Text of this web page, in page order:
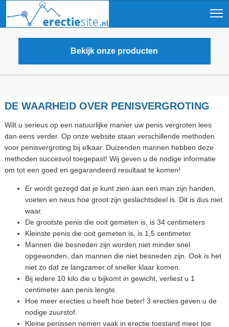
Bekijk onze producten
DE WAARHEID OVER PENISVERGROTING
Wilt u serieus op een natuurlijke manier uw penis vergroten lees
dan eens verder. Op onze website staan verschillende methoden
voor penisvergroting bij elkaar. Duizenden mannen hebben deze
methoden succesvol toegepast! Wij geven u de nodige informatie
om tot een goed en gegarandeerd resultaat te komen!
Er wordt gezegd dat je kunt zien aan een man zijn handen,
voeten en neus hoe groot zijn geslachtsdeel is. Dit is dus niet
waar.
De grootste penis die ooit gemeten is, is 34 centimeters
Kleinste penis die ooit gemeten is, is 1,5 centimeter
Mannen die besneden zijn worden niet minder snel
opgewonden, dan mannen die niet besneden zijn. Ook is het
niet zo dat ze langzamer of sneller klaar komen.
Bij iedere 10 kilo die u bijkomt in gewicht, verliest u 1
centimeter aan penis lengte.
Hoe meer erecties u heeft hoe beter! 3 erecties geven u de
nodige zuurstof.
Kleine penissen nemen vaak in erectie toestand meer toe